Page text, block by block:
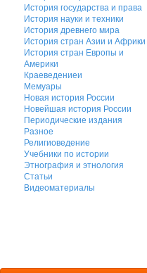
История государства и права
История науки и техники
История древнего мира
История стран Азии и Африки
История стран Европы и
Америки
Краеведениеи
Мемуары
Новая история России
Новейшая история России
Периодические издания
Разное
Религиоведение
Учебники по истории
Этнография и этнология
Статьи
Видеоматериалы